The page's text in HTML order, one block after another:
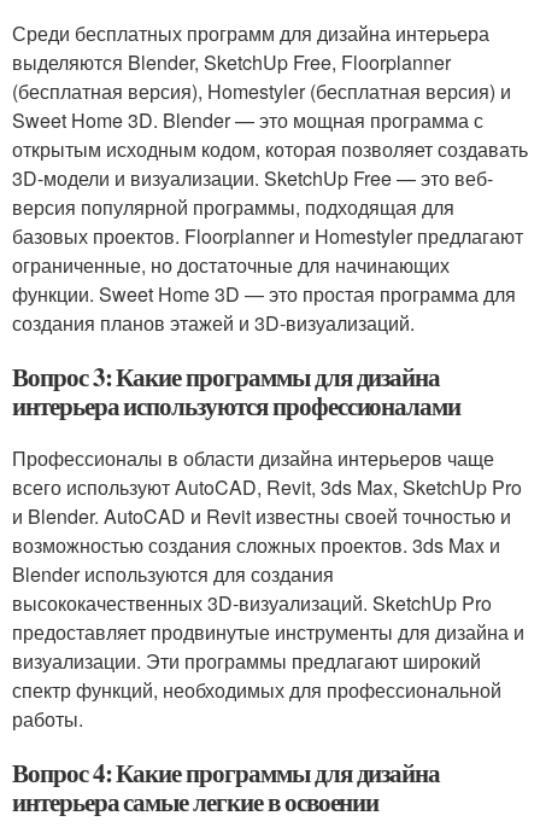
Среди бесплатных программ для дизайна интерьера
выделяются Blender, SketchUp Free, Floorplanner
(бесплатная версия), Homestyler (бесплатная версия) и
Sweet Home 3D. Blender — это мощная программа с
открытым исходным кодом, которая позволяет создавать
3D-модели и визуализации. SketchUp Free — это веб-
версия популярной программы, подходящая для
базовых проектов. Floorplanner и Homestyler предлагают
ограниченные, но достаточные для начинающих
функции. Sweet Home 3D — это простая программа для
создания планов этажей и 3D-визуализаций.
Вопрос 3: Какие программы для дизайна
интерьера используются профессионалами
Профессионалы в области дизайна интерьеров чаще
всего используют AutoCAD, Revit, 3ds Max, SketchUp Pro
и Blender. AutoCAD и Revit известны своей точностью и
возможностью создания сложных проектов. 3ds Max и
Blender используются для создания
высококачественных 3D-визуализаций. SketchUp Pro
предоставляет продвинутые инструменты для дизайна и
визуализации. Эти программы предлагают широкий
спектр функций, необходимых для профессиональной
работы.
Вопрос 4: Какие программы для дизайна
интерьера самые легкие в освоении